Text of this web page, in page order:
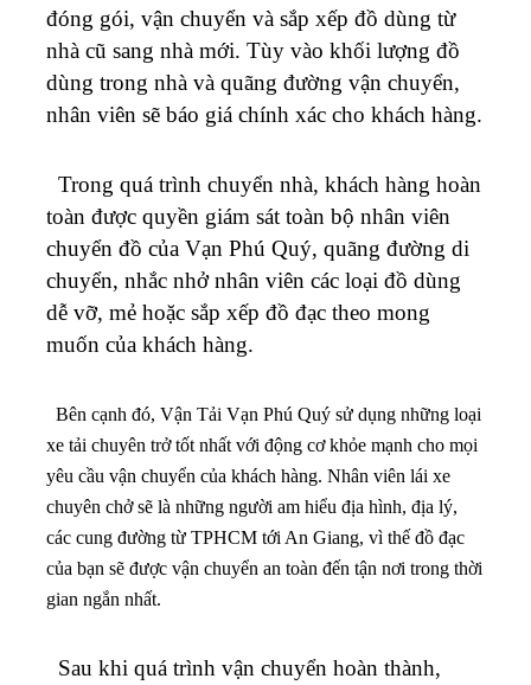
đóng gói, vận chuyển và sắp xếp đồ dùng từ
nhà cũ sang nhà mới. Tùy vào khối lượng đồ
dùng trong nhà và quãng đường vận chuyển,
nhân viên sẽ báo giá chính xác cho khách hàng.
Trong quá trình chuyển nhà, khách hàng hoàn
toàn được quyền giám sát toàn bộ nhân viên
chuyển đồ của Vạn Phú Quý, quãng đường di
chuyển, nhắc nhở nhân viên các loại đồ dùng
dễ vỡ, mẻ hoặc sắp xếp đồ đạc theo mong
muốn của khách hàng.
Bên cạnh đó, Vận Tải Vạn Phú Quý sử dụng những loại
xe tải chuyên trở tốt nhất với động cơ khỏe mạnh cho mọi
yêu cầu vận chuyển của khách hàng. Nhân viên lái xe
chuyên chở sẽ là những người am hiểu địa hình, địa lý,
các cung đường từ TPHCM tới An Giang, vì thế đồ đạc
của bạn sẽ được vận chuyển an toàn đến tận nơi trong thời
gian ngắn nhất.
Sau khi quá trình vận chuyển hoàn thành,